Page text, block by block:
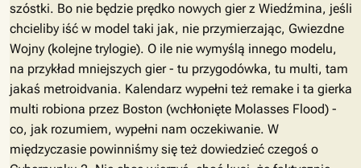
szóstki. Bo nie będzie prędko nowych gier z Wiedźmina, jeśli
chcieliby iść w model taki jak, nie przymierzając, Gwiezdne
Wojny (kolejne trylogie). O ile nie wymyślą innego modelu,
na przykład mniejszych gier - tu przygodówka, tu multi, tam
jakaś metroidvania. Kalendarz wypełni też remake i ta gierka
multi robiona przez Boston (wchłonięte Molasses Flood) -
co, jak rozumiem, wypełni nam oczekiwanie. W
międzyczasie powinniśmy się też dowiedzieć czegoś o